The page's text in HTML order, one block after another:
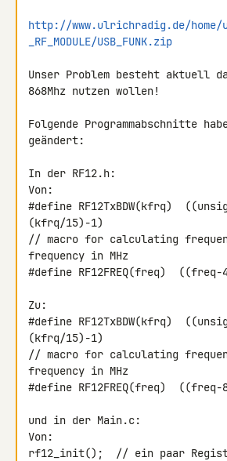
http://www.ulrichradig.de/home/
_RF_MODULE/USB_FUNK.zip
Unser Problem besteht aktuell
868Mhz nutzen wollen!
Folgende Programmabschnitte
geändert:
In der RF12.h:
Von:
#define RF12TxBDW(kfrq)
(kfrq/15)-1)
// macro for calculating
frequency in MHz
#define RF12FREQ(freq)  ((freq-
Zu:
#define RF12TxBDW(kfrq)
(kfrq/15)-1)
// macro for calculating
frequency in MHz
#define RF12FREQ(freq)  ((freq-
und in der Main.c:
Von:
rf12_init();  // ein paar